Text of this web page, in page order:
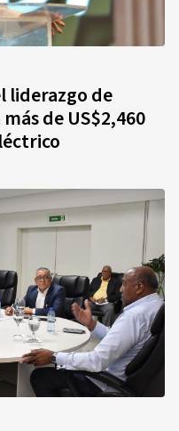
liderazgo de
de US$2,460